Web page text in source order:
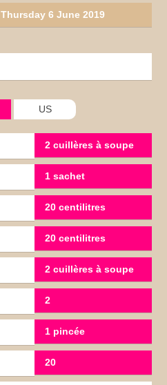
Thursday 6 June 2019
US
2 cuillères à soupe
1 sachet
20 centilitres
20 centilitres
2 cuillères à soupe
2
1 pincée
20